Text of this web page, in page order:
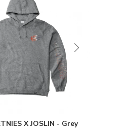
X JOSLIN - Grey